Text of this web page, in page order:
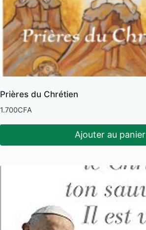
Prières du Chrétien
1.700CFA
Ajouter au panier